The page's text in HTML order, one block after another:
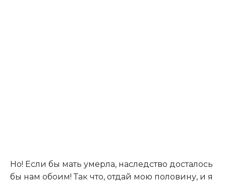
Но! Если бы мать умерла, наследство досталось
бы нам обоим! Так что, отдай мою половину, и я